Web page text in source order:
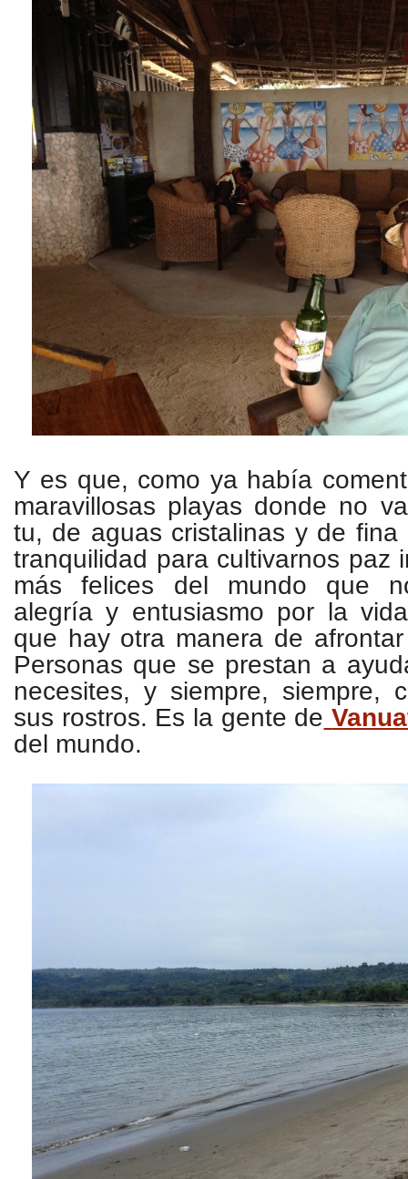
Y es que, como ya había
maravillosas playas donde no
tu, de aguas cristalinas y de fina
tranquilidad para cultivarnos paz
más felices del mundo que
alegría y entusiasmo por la
que hay otra manera de
Personas que se prestan a
necesites, y siempre, siempre,
sus rostros. Es la gente de
del mundo.